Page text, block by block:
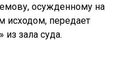
осужденному на
исходом, передает
зала суда.